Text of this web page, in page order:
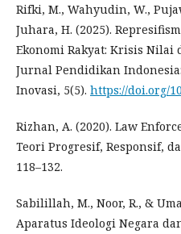
Rifki, M., Wahyudin, W.,
Juhara, H. (2025).
Ekonomi Rakyat: Krisis Nilai
Jurnal Pendidikan
Inovasi, 5(5). https://doi.org/
Rizhan, A. (2020). Law
Teori Progresif, Responsif,
118–132.
Sabilillah, M., Noor, R., &
Aparatus Ideologi Negara